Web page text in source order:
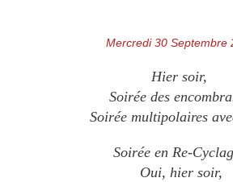
Mercredi 30 Septembre
Hier soir,
Soirée des
Soirée multipolaires
Soirée en Re-
Oui, hier soir,